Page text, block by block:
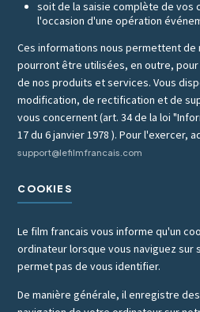
soit de la saisie complète de vos
l'occasion d'une opération
Ces informations nous permettent de
pourront être utilisées, en outre,
de nos produits et services. Vous
modification, de rectification et de
vous concernent (art. 34 de la loi
17 du 6 janvier 1978 ). Pour l'exercer,
support@lefilmfrancais.com
COOKIES
Le film francais vous informe qu'un
ordinateur lorsque vous naviguez sur
permet pas de vous identifier.
De manière générale, il enregistre